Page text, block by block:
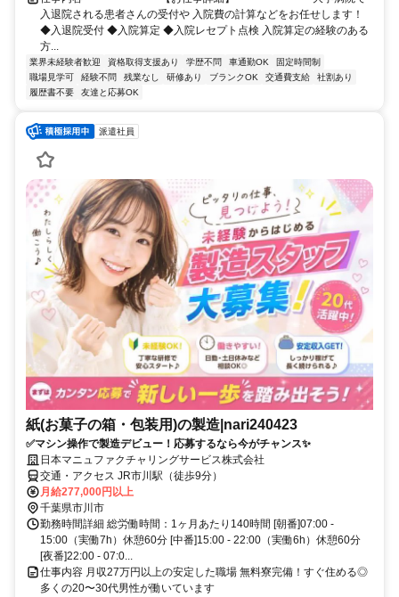
入退院される患者さんの受付や 入院費の計算などをお任せします！
◆入退院受付 ◆入院算定 ◆入院レセプト点検 入院算定の経験のある
方...
業界未経験者歓迎 資格取得支援あり 学歴不問 車通勤OK
固定時間制
職場見学可
経験不問 残業なし 研修あり ブランクOK 交通費支給
社割あり
履歴書不要
友達と応募OK
派遣社員
紙(お菓子の箱・包装用)の製造|nari240423
✅マシン操作で製造デビュー！応募するなら今がチャンス✨
日本マニュファクチャリングサービス株式会社
交通・アクセス JR市川駅（徒歩9分）
月給277,000円以上
千葉県市川市
勤務時間詳細 総労働時間：1ヶ月あたり140時間 [朝番]07:00 -
15:00（実働7h）休憩60分 [中番]15:00 - 22:00（実働6h）休憩60分
[夜番]22:00 - 07:0...
仕事内容 月収27万円以上の安定した職場 無料寮完備！すぐ住める◎
多くの20〜30代男性が働いています